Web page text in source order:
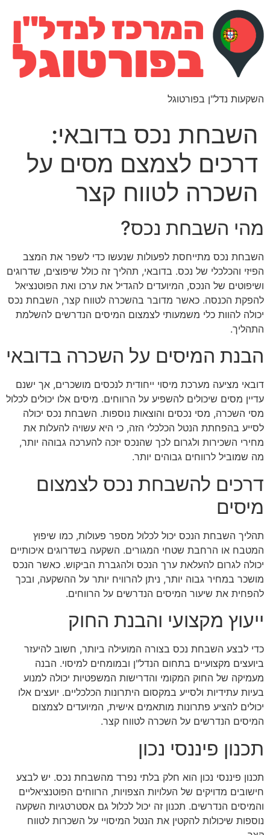
השקעות נדל"ן בפורטוגל
השבחת נכס בדובאי:
דרכים לצמצם מסים על
השכרה לטווח קצר
מהי השבחת נכס?
השבחת נכס מתייחסת לפעולות שנעשו כדי לשפר את המצב
הפיזי והכלכלי של נכס. בדובאי, תהליך זה כולל שיפוצים, שדרוגים
ושיפוטים של הנכס, המיועדים להגדיל את ערכו ואת הפוטנציאל
להפקת הכנסה. כאשר מדובר בהשכרה לטווח קצר, השבחת נכס
יכולה להוות כלי משמעותי לצמצום המיסים הנדרשים להשלמת
התהליך.
הבנת המיסים על השכרה בדובאי
דובאי מציעה מערכת מיסוי ייחודית לנכסים מושכרים, אך ישנם
עדיין מסים שיכולים להשפיע על הרווחים. מיסים אלו יכולים לכלול
מסי השכרה, מסי נכסים והוצאות נוספות. השבחת נכס יכולה
לסייע בהפחתת הנטל הכלכלי הזה, כי היא עשויה להעלות את
מחירי השכירות ולגרום לכך שהנכס יזכה להערכה גבוהה יותר,
מה שמוביל לרווחים גבוהים יותר.
דרכים להשבחת נכס לצמצום
מיסים
תהליך השבחת הנכס יכול לכלול מספר פעולות, כמו שיפוץ
המטבח או הרחבת שטחי המגורים. השקעה בשדרוגים איכותיים
יכולה לגרום להעלאת ערך הנכס ולהגברת הביקוש. כאשר הנכס
מושכר במחיר גבוה יותר, ניתן להרוויח יותר על ההשקעה, ובכך
להפחית את שיעור המיסים הנדרשים על הרווחים.
ייעוץ מקצועי והבנת החוק
כדי לבצע השבחת נכס בצורה המועילה ביותר, חשוב להיעזר
ביועצים מקצועיים בתחום הנדל"ן ובמומחים למיסוי. הבנה
מעמיקה של החוק המקומי והדרישות המשפטיות יכולה למנוע
בעיות עתידיות ולסייע במקסום היתרונות הכלכליים. יועצים אלו
יכולים להציע פתרונות מותאמים אישית, המיועדים לצמצום
המיסים הנדרשים על השכרה לטווח קצר.
תכנון פיננסי נכון
תכנון פיננסי נכון הוא חלק בלתי נפרד מהשבחת נכס. יש לבצע
חישובים מדויקים של העלויות הצפויות, הרווחים הפוטנציאליים
והמיסים הנדרשים. תכנון זה יכול לכלול גם אסטרטגיות השקעה
נוספות שיכולות להקטין את הנטל המיסויי על השכרות לטווח